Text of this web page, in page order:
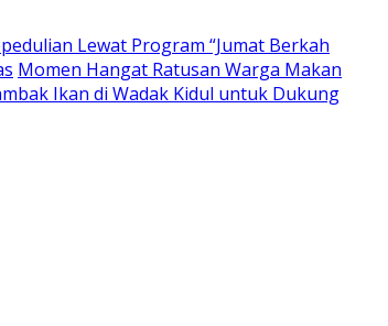
Lewat Program “Jumat Berkah
Momen Hangat Ratusan Warga Makan
Ikan di Wadak Kidul untuk Dukung